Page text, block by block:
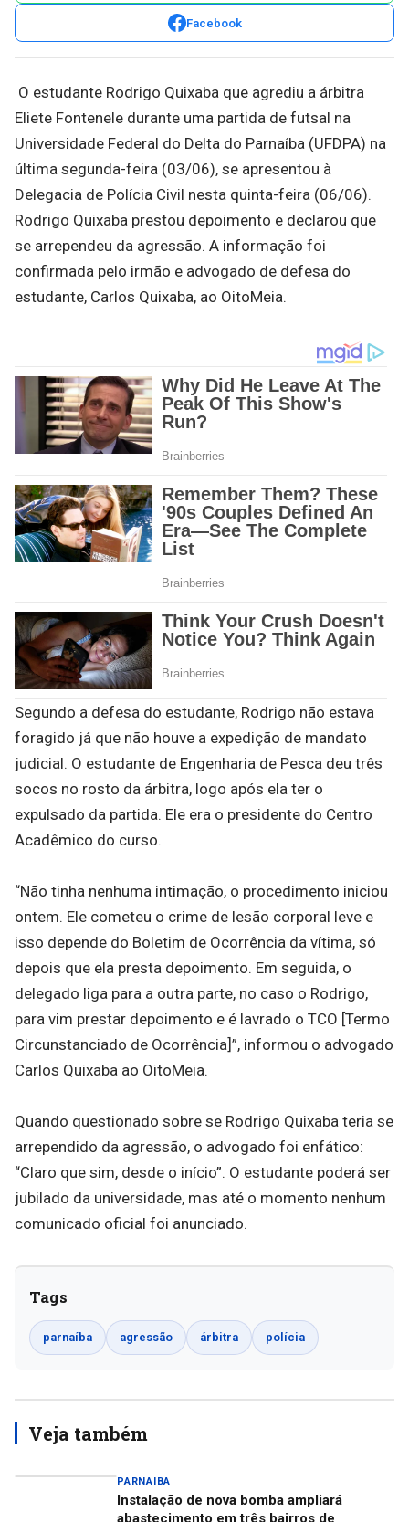
Facebook
O estudante Rodrigo Quixaba que agrediu a árbitra
Eliete Fontenele durante uma partida de futsal na
Universidade Federal do Delta do Parnaíba (UFDPA) na
última segunda-feira (03/06), se apresentou à
Delegacia de Polícia Civil nesta quinta-feira (06/06).
Rodrigo Quixaba prestou depoimento e declarou que
se arrependeu da agressão. A informação foi
confirmada pelo irmão e advogado de defesa do
estudante, Carlos Quixaba, ao OitoMeia.
Segundo a defesa do estudante, Rodrigo não estava
foragido já que não houve a expedição de mandato
judicial. O estudante de Engenharia de Pesca deu três
socos no rosto da árbitra, logo após ela ter o
expulsado da partida. Ele era o presidente do Centro
Acadêmico do curso.
“Não tinha nenhuma intimação, o procedimento iniciou
ontem. Ele cometeu o crime de lesão corporal leve e
isso depende do Boletim de Ocorrência da vítima, só
depois que ela presta depoimento. Em seguida, o
delegado liga para a outra parte, no caso o Rodrigo,
para vim prestar depoimento e é lavrado o TCO [Termo
Circunstanciado de Ocorrência]”, informou o advogado
Carlos Quixaba ao OitoMeia.
Quando questionado sobre se Rodrigo Quixaba teria se
arrependido da agressão, o advogado foi enfático:
“Claro que sim, desde o início”. O estudante poderá ser
jubilado da universidade, mas até o momento nenhum
comunicado oficial foi anunciado.
Tags
parnaíba agressão árbitra polícia
Veja também
PARNAIBA
Instalação de nova bomba ampliará
abastecimento em três bairros de